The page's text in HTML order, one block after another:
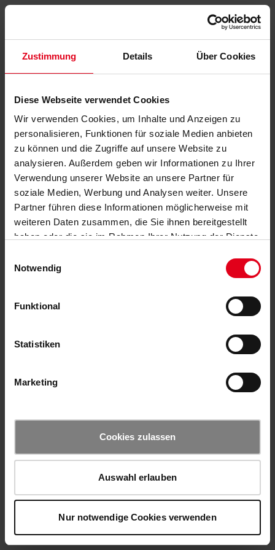
Zustimmung Details Über Cookies
Diese Webseite verwendet Cookies
Wir verwenden Cookies, um Inhalte und Anzeigen zu
personalisieren, Funktionen für soziale Medien anbieten
zu können und die Zugriffe auf unsere Website zu
analysieren. Außerdem geben wir Informationen zu Ihrer
Verwendung unserer Website an unsere Partner für
soziale Medien, Werbung und Analysen weiter. Unsere
Partner führen diese Informationen möglicherweise mit
weiteren Daten zusammen, die Sie ihnen bereitgestellt
haben oder die sie im Rahmen Ihrer Nutzung der Dienste
Notwendig
Funktional
Statistiken
Marketing
Cookies zulassen
Auswahl erlauben
Nur notwendige Cookies verwenden